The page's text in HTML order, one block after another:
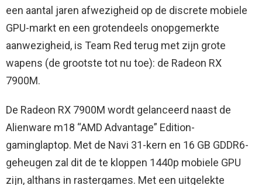
een aantal jaren afwezigheid op de discrete mobiele
GPU-markt en een grotendeels onopgemerkte
aanwezigheid, is Team Red terug met zijn grote
wapens (de grootste tot nu toe): de Radeon RX
7900M.
De Radeon RX 7900M wordt gelanceerd naast de
Alienware m18 “AMD Advantage” Edition-
gaminglaptop. Met de Navi 31-kern en 16 GB GDDR6-
geheugen zal dit de te kloppen 1440p mobiele GPU
zijn, althans in rastergames. Met een uitgelekte